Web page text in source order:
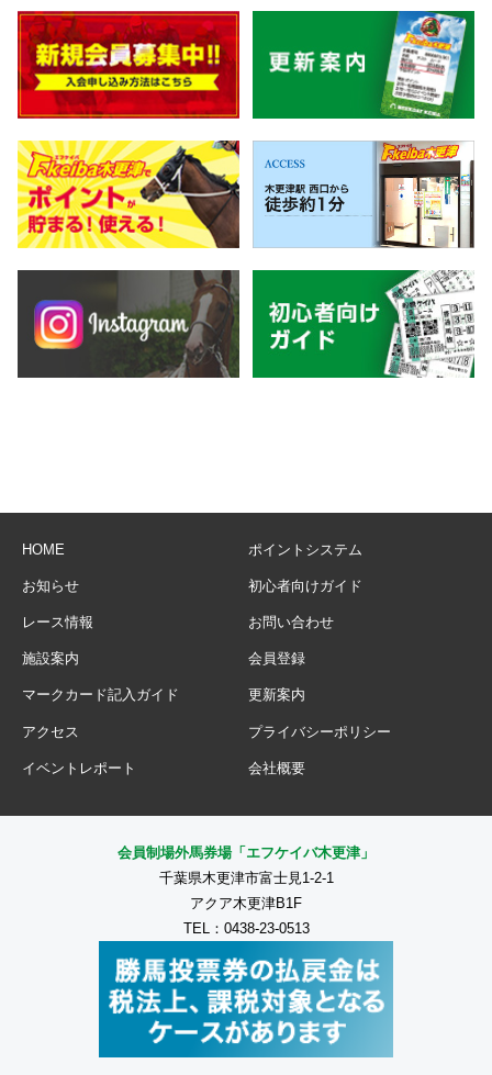
HOME
お知らせ
レース情報
施設案内
マークカード記入ガイド
アクセス
イベントレポート
ポイントシステム
初心者向けガイド
お問い合わせ
会員登録
更新案内
プライバシーポリシー
会社概要
会員制場外馬券場「エフケイバ木更津」
千葉県木更津市富士見1-2-1
アクア木更津B1F
TEL：0438-23-0513